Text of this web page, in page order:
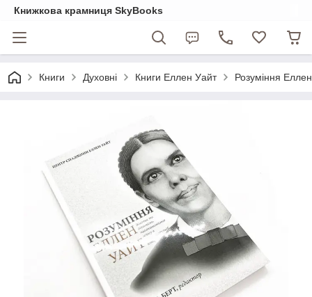
Книжкова крамниця SkyBooks
Книги Духовні Книги Еллен Уайт Розуміння